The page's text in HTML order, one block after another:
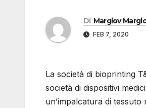
Di Margiov
FEB 7, 2020
La società di bioprinting
società di dispositivi
un’impalcatura di